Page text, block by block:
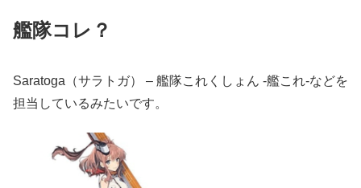
艦隊コレ？
Saratoga（サラトガ） – 艦隊これくしょん -艦これ-などを
担当しているみたいです。